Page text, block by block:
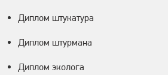
Диплом штукатура
Диплом штурмана
Диплом эколога